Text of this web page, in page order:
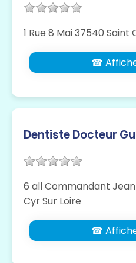
1 Rue 8 Mai 37540 Saint
☎
Dentiste Docteur
6 all Commandant
Cyr Sur Loire
☎